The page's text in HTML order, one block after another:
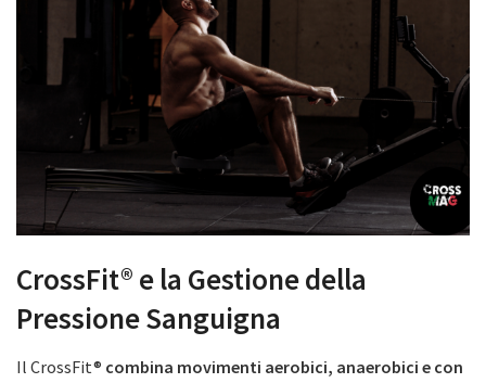
CrossFit® e la Gestione della
Pressione Sanguigna
Il CrossFit® combina movimenti aerobici, anaerobici e con